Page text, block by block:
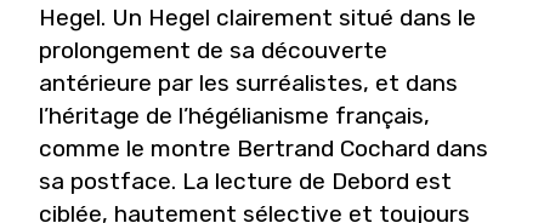
Hegel. Un Hegel clairement situé dans le
prolongement de sa découverte
antérieure par les surréalistes, et dans
l’héritage de l’hégélianisme français,
comme le montre Bertrand Cochard dans
sa postface. La lecture de Debord est
ciblée, hautement sélective et toujours